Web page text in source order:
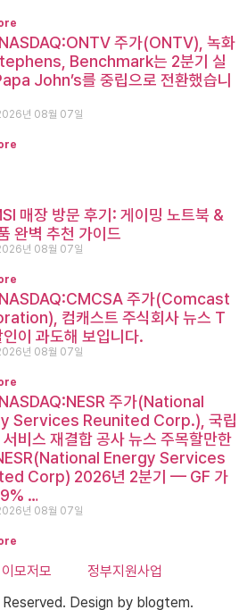
주가(ONTV), 녹화
Benchmark는 2분기 실
John’s를 중립으로 전환했습니
년 08월 07일
매장 방문 후기: 게이밍 노트북 &
완벽 추천 가이드
년 08월 07일
주가(Comcast
컴캐스트 주식회사 뉴스 T
이 과도해 보입니다.
년 08월 07일
주가(National
Services Reunited Corp.), 국립
서비스 재결합 공사 뉴스 주목할만한
Energy Services
Corp) 2026년 2분기 — GF 가
…
년 08월 07일
이모저모
정부지원사업
Design by blogtem.